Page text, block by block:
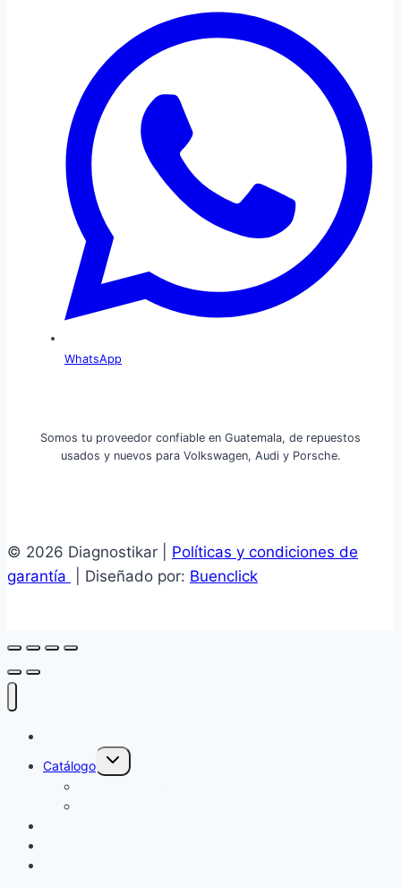
WhatsApp
Somos tu proveedor confiable en Guatemala, de repuestos
usados y nuevos para Volkswagen, Audi y Porsche.
© 2026 Diagnostikar | Políticas y condiciones de
garantía
| Diseñado por: Buenclick
Catálogo
Alternar
menú